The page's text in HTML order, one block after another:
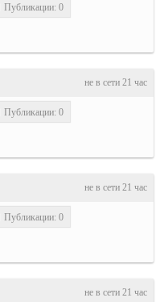
Публикации: 0
не в сети 21 час
Публикации: 0
не в сети 21 час
Публикации: 0
не в сети 21 час